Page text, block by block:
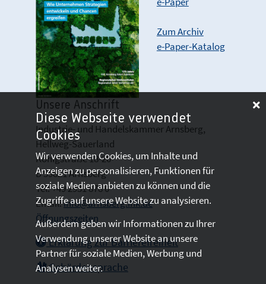
Zum Archiv
e-Paper-Katalog
Unsere Anschrift
Industrie- und Handelskammer Arnsberg,
Hellweg-Sauerland
Königstraße 18-20
D 59821 Arnsberg
Tel: +49 2931 878 0
Email:info@arnsberg.ihk.de
Öffnungszeiten
Erklärung zur Barrierefreiheit
Gebärdensprache
Diese Webseite verwendet
Cookies
Wir verwenden Cookies, um Inhalte und
Anzeigen zu personalisieren, Funktionen für
soziale Medien anbieten zu können und die
Zugriffe auf unsere Website zu analysieren.
Außerdem geben wir Informationen zu Ihrer
Verwendung unserer Website an unsere
Partner für soziale Medien, Werbung und
Analysen weiter.